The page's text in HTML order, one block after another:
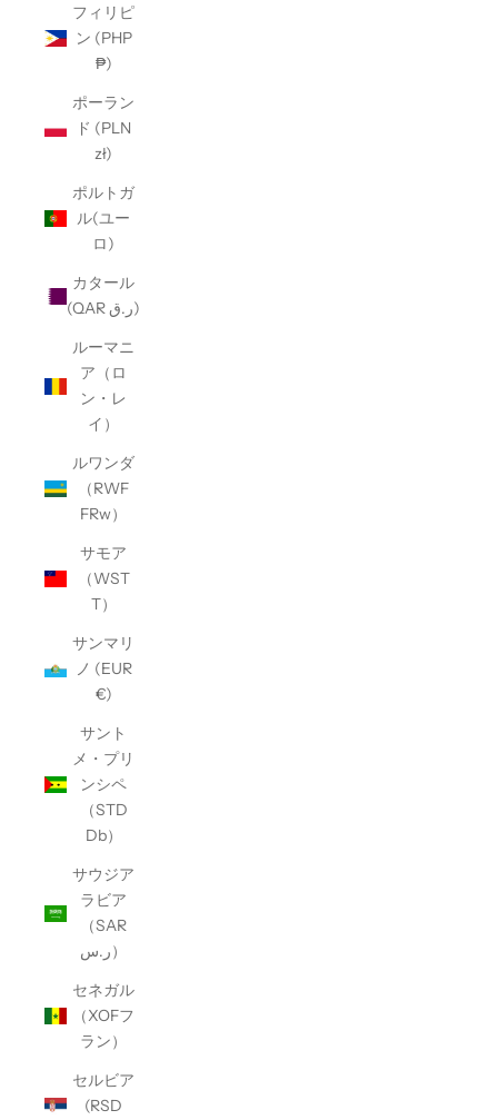
フィリピ
ン (PHP
₱)
ポーラン
ド (PLN
zł)
ポルトガ
ル(ユー
ロ)
カタール
(QAR ر.ق)
ルーマニ
ア（ロ
ン・レ
イ）
ルワンダ
（RWF
FRw）
サモア
（WST
T）
サンマリ
ノ (EUR
€)
サント
メ・プリ
ンシペ
（STD
Db）
サウジア
ラビア
（SAR
ر.س）
セネガル
（XOFフ
ラン）
セルビア
(RSD